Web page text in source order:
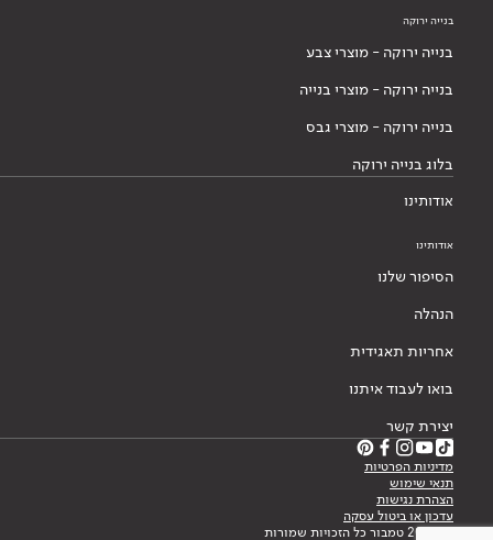
בנייה ירוקה
בנייה ירוקה - מוצרי צבע
בנייה ירוקה - מוצרי בנייה
בנייה ירוקה - מוצרי גבס
בלוג בנייה ירוקה
אודותינו
אודותינו
הסיפור שלנו
הנהלה
אחריות תאגידית
בואו לעבוד איתנו
יצירת קשר
מדיניות הפרטיות
תנאי שימוש
הצהרת נגישות
עדכון או ביטול עסקה
© 2026 טמבור כל הזכויות שמורות